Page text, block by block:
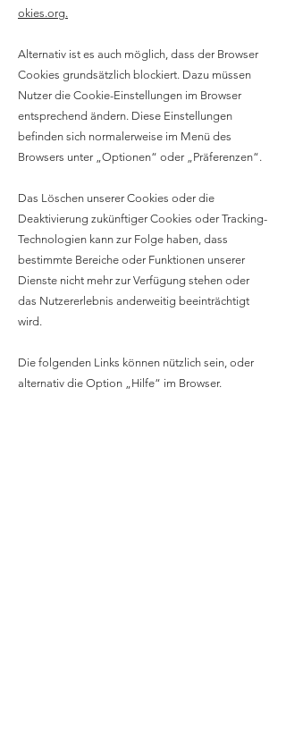
okies.org.
Alternativ ist es auch möglich, dass der Browser
Cookies grundsätzlich blockiert. Dazu müssen
Nutzer die Cookie-Einstellungen im Browser
entsprechend ändern. Diese Einstellungen
befinden sich normalerweise im Menü des
Browsers unter „Optionen“ oder „Präferenzen“.
Das Löschen unserer Cookies oder die
Deaktivierung zukünftiger Cookies oder Tracking-
Technologien kann zur Folge haben, dass
bestimmte Bereiche oder Funktionen unserer
Dienste nicht mehr zur Verfügung stehen oder
das Nutzererlebnis anderweitig beeinträchtigt
wird.
Die folgenden Links können nützlich sein, oder
alternativ die Option „Hilfe“ im Browser.